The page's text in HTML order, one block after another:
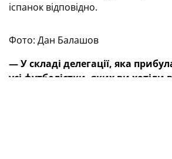
іспанок відповідно.
Фото: Дан Балашов
— У складі делегації, яка
усі футболістки, яких ви хотіли